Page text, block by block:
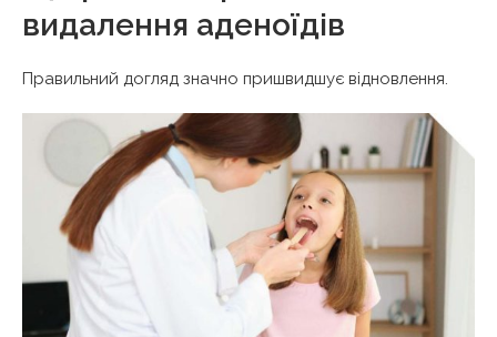
видалення аденоїдів
Правильний догляд значно пришвидшує відновлення.